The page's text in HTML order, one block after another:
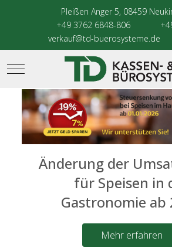
Pleißen Anger 5, 08459
+49 3762 6848-806
verkauf@td-buerosysteme.de
Mobile Menu Toggle
Änderung der
für Speisen in
Gastronomie ab
Mehr erfahren